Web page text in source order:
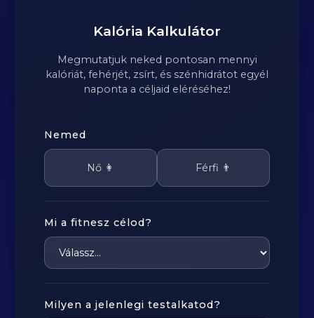
Kalória Kalkulátor
Megmutatjuk neked pontosan mennyi
kalóriát, fehérjét, zsírt, és szénhidrátot egyél
naponta a céljaid eléréséhez!
Nemed
Nő 👩 Férfi 👨
Mi a fitnesz célod?
Milyen a jelenlegi testalkatod?